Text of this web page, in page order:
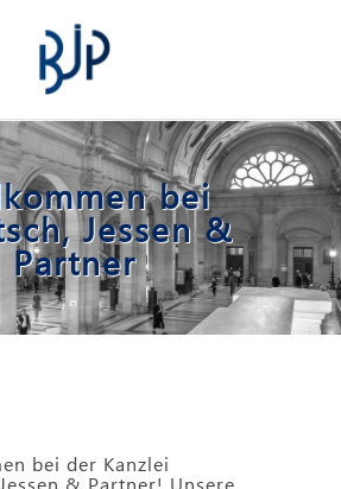
bei
Jessen &
Partner
bei der Kanzlei
& Partner! Unsere